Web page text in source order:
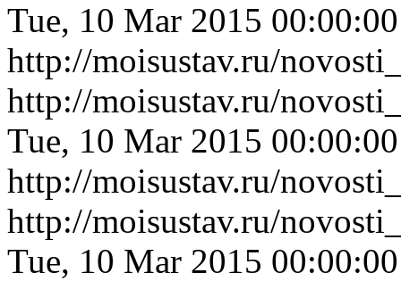
Tue, 10 Mar 2015
http://moisustav.ru/
http://moisustav.ru/
Tue, 10 Mar 2015
http://moisustav.ru/
http://moisustav.ru/
Tue, 10 Mar 2015